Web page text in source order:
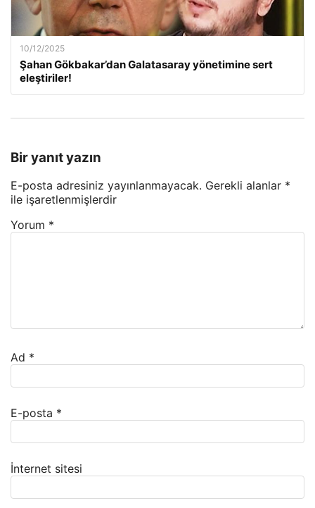
10/12/2025
Şahan Gökbakar’dan Galatasaray yönetimine sert
eleştiriler!
Bir yanıt yazın
E-posta adresiniz yayınlanmayacak. Gerekli alanlar *
ile işaretlenmişlerdir
Yorum *
Ad *
E-posta *
İnternet sitesi